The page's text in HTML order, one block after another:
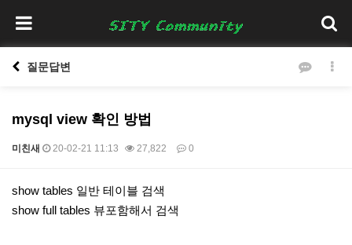
질문답변
mysql view 확인 방법
미친새 20-02-21 11:13 27,822 0
본문
show tables 일반 테이블 검색
show full tables 뷰포함해서 검색